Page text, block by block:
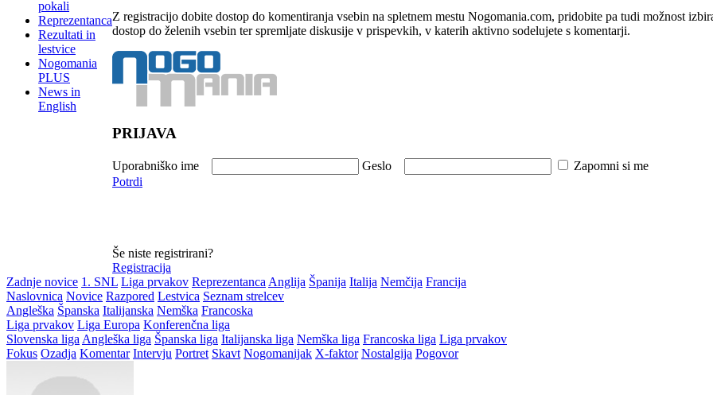
pokali
Reprezentanca
Rezultati in
lestvice
Nogomania
PLUS
News in
English
Z registracijo dobite dostop do komentiranja vsebin na spletnem mestu Nogomania.com, pridobite pa tudi možnost
dostop do želenih vsebin ter spremljate diskusije v prispevkih, v katerih aktivno sodelujete s komentarji.
PRIJAVA
Uporabniško ime Geslo Zapomni si me
Potrdi
Še niste registrirani?
Registracija
Zadnje novice 1. SNL Liga prvakov Reprezentanca Anglija Španija Italija Nemčija Francija
Naslovnica Novice Razpored Lestvica Seznam strelcev
Angleška Španska Italijanska Nemška Francoska
Liga prvakov Liga Europa Konferenčna liga
Slovenska liga Angleška liga Španska liga Italijanska liga Nemška liga Francoska liga Liga prvakov
Fokus Ozadja Komentar Intervju Portret Skavt Nogomanijak X-faktor Nostalgija Pogovor